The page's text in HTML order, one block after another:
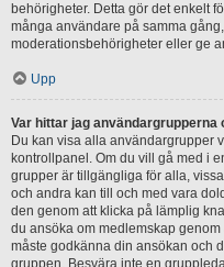
behörigheter. Detta gör det enkelt
många användare på samma
moderationsbehörigheter eller ge
Upp
Var hittar jag användargrupperna
Du kan visa alla användargrupper
kontrollpanel. Om du vill gå med i
grupper är tillgängliga för alla,
och andra kan till och med vara
den genom att klicka på lämplig
du ansöka om medlemskap
måste godkänna din ansökan och
gruppen. Besvära inte en